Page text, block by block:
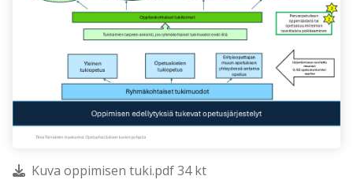
Kuva oppimisen tuki.pdf 34 kt